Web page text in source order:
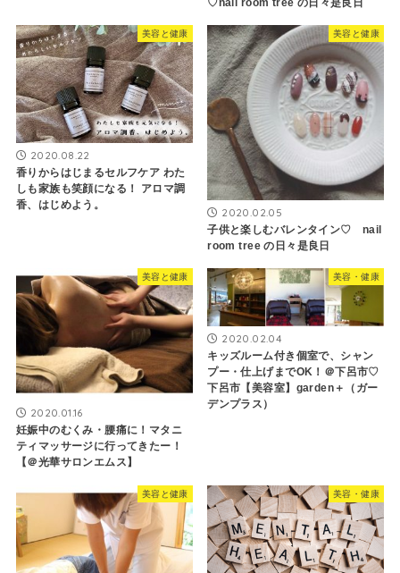
♡nail room tree の日々是良日
美容と健康
2020.08.22
香りからはじまるセルフケア わた
しも家族も笑顔になる！ アロマ調
香、はじめよう。
美容と健康
2020.02.05
子供と楽しむバレンタイン♡ nail
room tree の日々是良日
美容と健康
2020.01.16
妊娠中のむくみ・腰痛に！マタニ
ティマッサージに行ってきたー！
【＠光華サロンエムス】
美容・健康
2020.02.04
キッズルーム付き個室で、シャン
プー・仕上げまでOK！＠下呂市♡
下呂市【美容室】garden＋（ガー
デンプラス）
美容と健康 美容・健康